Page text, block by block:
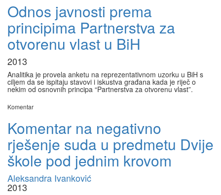
Odnos javnosti prema
principima Partnerstva za
otvorenu vlast u BiH
2013
Analitika je provela anketu na reprezentativnom uzorku u BiH s
ciljem da se ispitaju stavovi i iskustva građana kada je riječ o
nekim od osnovnih principa “Partnerstva za otvorenu vlast”.
Komentar
Komentar na negativno
rješenje suda u predmetu Dvije
škole pod jednim krovom
Aleksandra Ivanković
2013